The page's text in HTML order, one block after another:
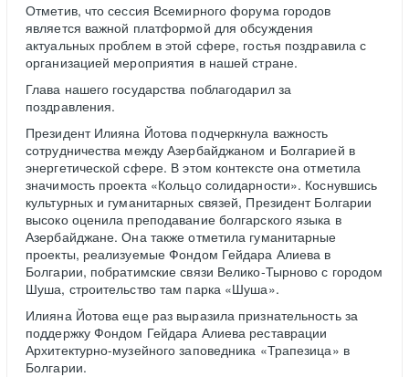
Отметив, что сессия Всемирного форума городов
является важной платформой для обсуждения
актуальных проблем в этой сфере, гостья поздравила с
организацией мероприятия в нашей стране.
Глава нашего государства поблагодарил за
поздравления.
Президент Илияна Йотова подчеркнула важность
сотрудничества между Азербайджаном и Болгарией в
энергетической сфере. В этом контексте она отметила
значимость проекта «Кольцо солидарности». Коснувшись
культурных и гуманитарных связей, Президент Болгарии
высоко оценила преподавание болгарского языка в
Азербайджане. Она также отметила гуманитарные
проекты, реализуемые Фондом Гейдара Алиева в
Болгарии, побратимские связи Велико-Тырново с городом
Шуша, строительство там парка «Шуша».
Илияна Йотова еще раз выразила признательность за
поддержку Фондом Гейдара Алиева реставрации
Архитектурно-музейного заповедника «Трапезица» в
Болгарии.